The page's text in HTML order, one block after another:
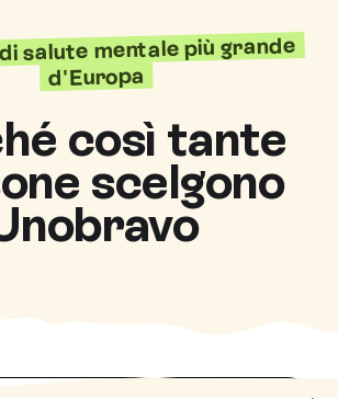
salute mentale più grande
d'Europa
così tante
scelgono